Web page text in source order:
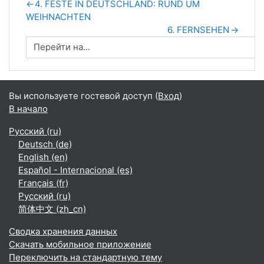
←4. FESTE IN DEUTSCHLAND: RUND UM
WEIHNACHTEN
6. FERNSEHEN →
Вы используете гостевой доступ (Вход)
В начало
Русский ‎(ru)‎
Deutsch ‎(de)‎
English ‎(en)‎
Español - Internacional ‎(es)‎
Français ‎(fr)‎
Русский ‎(ru)‎
简体中文 ‎(zh_cn)‎
Сводка хранения данных
Скачать мобильное приложение
Переключить на стандартную тему